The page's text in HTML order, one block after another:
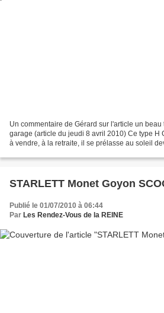
Un commentaire de Gérard sur l'article un
garage (article du jeudi 8 avril 2010) Ce type H
à vendre, à la retraite, il se prélasse au soleil
STARLETT Monet Goyon
Publié le 01/07/2010 à 06:44
Par Les Rendez-Vous de la REINE